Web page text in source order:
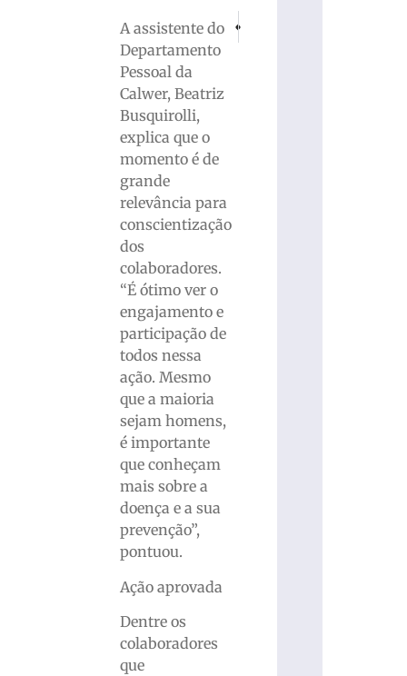
A assistente do
Departamento
Pessoal da
Calwer, Beatriz
Busquirolli,
explica que o
momento é de
grande
relevância para
conscientização
dos
colaboradores.
“É ótimo ver o
engajamento e
participação de
todos nessa
ação. Mesmo
que a maioria
sejam homens,
é importante
que conheçam
mais sobre a
doença e a sua
prevenção”,
pontuou.
Ação aprovada
Dentre os
colaboradores
que
Núcleo de Médicos Veterinários da